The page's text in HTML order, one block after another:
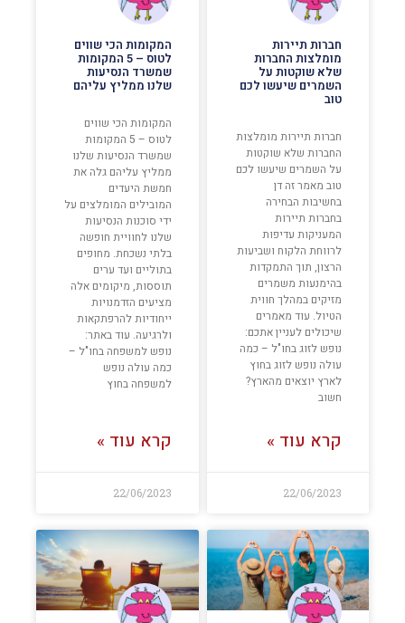
חברות תיירות
מומלצות החברות
שלא שוקטות על
השמרים שיעשו לכם
טוב
חברות תיירות מומלצות
החברות שלא שוקטות
על השמרים שיעשו לכם
טוב מאמר זה דן
בחשיבות הבחירה
בחברות תיירות
המעניקות עדיפות
לרווחת הלקוח ושביעות
הרצון, תוך התמקדות
בהימנעות משמרים
מזיקים במהלך חווית
הטיול. עוד מאמרים
שיכולים לעניין אתכם:
נופש לזוג בחו"ל – כמה
עולה נופש לזוג בחוץ
לארץ יוצאים מהארץ?
חשוב
קרא עוד »
22/06/2023
המקומות הכי שווים
לטוס – 5 המקומות
שמשרד הנסיעות
שלנו ממליץ עליהם
המקומות הכי שווים
לטוס – 5 המקומות
שמשרד הנסיעות שלנו
ממליץ עליהם גלה את
חמשת היעדים
המובילים המומלצים על
ידי סוכנות הנסיעות
שלנו לחוויית חופשה
בלתי נשכחת. מחופים
בתוליים ועד ערים
תוססות, מיקומים אלה
מציעים הזדמנויות
ייחודיות להרפתקאות
ולרגיעה. עוד באתר:
נופש למשפחה בחו"ל –
כמה עולה נופש
למשפחה בחוץ
קרא עוד »
22/06/2023